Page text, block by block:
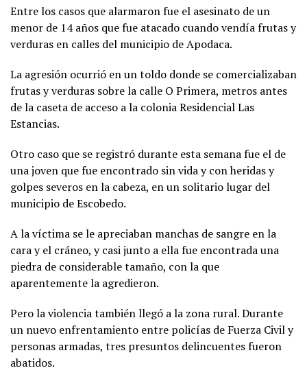
Entre los casos que alarmaron fue el asesinato de un
menor de 14 años que fue atacado cuando vendía frutas y
verduras en calles del municipio de Apodaca.
La agresión ocurrió en un toldo donde se comercializaban
frutas y verduras sobre la calle O Primera, metros antes
de la caseta de acceso a la colonia Residencial Las
Estancias.
Otro caso que se registró durante esta semana fue el de
una joven que fue encontrado sin vida y con heridas y
golpes severos en la cabeza, en un solitario lugar del
municipio de Escobedo.
A la víctima se le apreciaban manchas de sangre en la
cara y el cráneo, y casi junto a ella fue encontrada una
piedra de considerable tamaño, con la que
aparentemente la agredieron.
Pero la violencia también llegó a la zona rural. Durante
un nuevo enfrentamiento entre policías de Fuerza Civil y
personas armadas, tres presuntos delincuentes fueron
abatidos.